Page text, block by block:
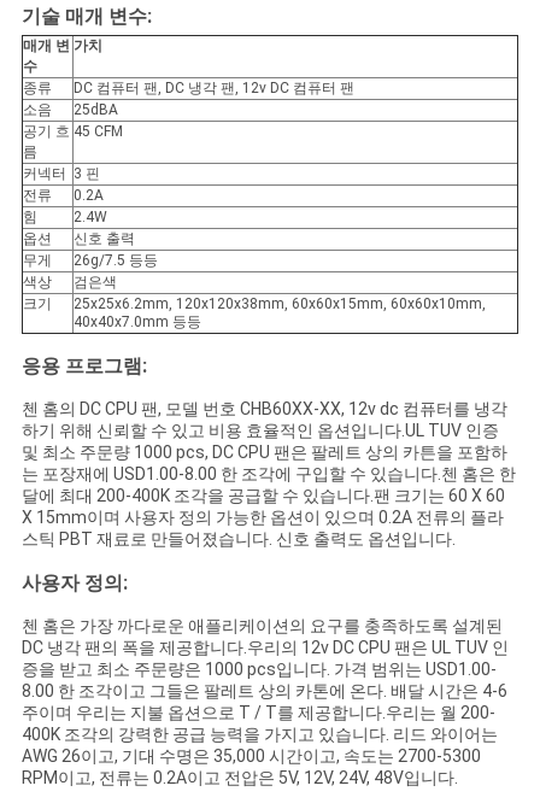
문
을
요
구
하
세
요
사
이
트
맵
PRIVACY
POLICY
기술 매개 변수:
매개 변
수
가치
종류
DC 컴퓨터 팬, DC 냉각 팬, 12v DC 컴퓨터 팬
소음
25dBA
공기 흐
름
45 CFM
커넥터
3 핀
전류
0.2A
힘
2.4W
옵션
신호 출력
무게
26g/7.5 등등
색상
검은색
크기
25x25x6.2mm, 120x120x38mm, 60x60x15mm, 60x60x10mm,
40x40x7.0mm 등등
응용 프로그램:
첸 홈의 DC CPU 팬, 모델 번호 CHB60XX-XX, 12v dc 컴퓨터를 냉각
하기 위해 신뢰할 수 있고 비용 효율적인 옵션입니다.UL TUV 인증
및 최소 주문량 1000 pcs, DC CPU 팬은 팔레트 상의 카튼을 포함하
는 포장재에 USD1.00-8.00 한 조각에 구입할 수 있습니다.첸 홈은 한
달에 최대 200-400K 조각을 공급할 수 있습니다.팬 크기는 60 X 60
X 15mm이며 사용자 정의 가능한 옵션이 있으며 0.2A 전류의 플라
스틱 PBT 재료로 만들어졌습니다. 신호 출력도 옵션입니다.
사용자 정의:
첸 홈은 가장 까다로운 애플리케이션의 요구를 충족하도록 설계된
DC 냉각 팬의 폭을 제공합니다.우리의 12v DC CPU 팬은 UL TUV 인
증을 받고 최소 주문량은 1000 pcs입니다. 가격 범위는 USD1.00-
8.00 한 조각이고 그들은 팔레트 상의 카톤에 온다. 배달 시간은 4-6
주이며 우리는 지불 옵션으로 T / T를 제공합니다.우리는 월 200-
400K 조각의 강력한 공급 능력을 가지고 있습니다. 리드 와이어는
AWG 26이고, 기대 수명은 35,000 시간이고, 속도는 2700-5300
RPM이고, 전류는 0.2A이고 전압은 5V, 12V, 24V, 48V입니다.